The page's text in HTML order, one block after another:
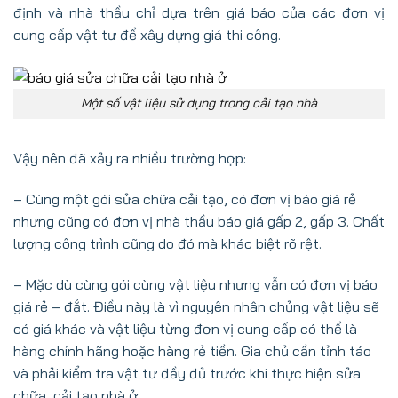
định và nhà thầu chỉ dựa trên giá báo của các đơn vị
cung cấp vật tư để xây dựng giá thi công.
Một số vật liệu sử dụng trong cải tạo nhà
Vậy nên đã xảy ra nhiều trường hợp:
– Cùng một gói sửa chữa cải tạo, có đơn vị báo giá rẻ
nhưng cũng có đơn vị nhà thầu báo giá gấp 2, gấp 3. Chất
lượng công trình cũng do đó mà khác biệt rõ rệt.
– Mặc dù cùng gói cùng vật liệu nhưng vẫn có đơn vị báo
giá rẻ – đắt. Điều này là vì nguyên nhân chủng vật liệu sẽ
có giá khác và vật liệu từng đơn vị cung cấp có thể là
hàng chính hãng hoặc hàng rẻ tiền. Gia chủ cần tỉnh táo
và phải kiểm tra vật tư đầy đủ trước khi thực hiện sửa